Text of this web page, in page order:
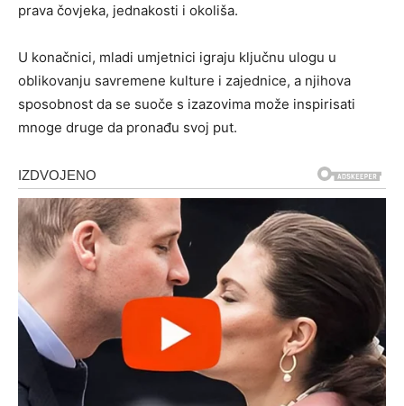
prava čovjeka, jednakosti i okoliša.
U konačnici, mladi umjetnici igraju ključnu ulogu u
oblikovanju savremene kulture i zajednice, a njihova
sposobnost da se suoče s izazovima može inspirisati
mnoge druge da pronađu svoj put.